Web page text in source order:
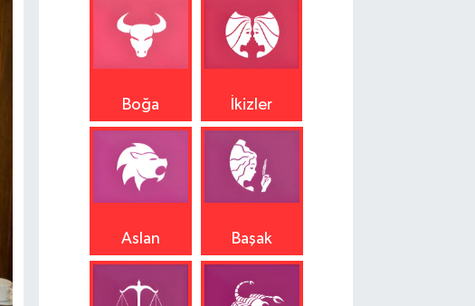
Boğa İkizler
Aslan Başak